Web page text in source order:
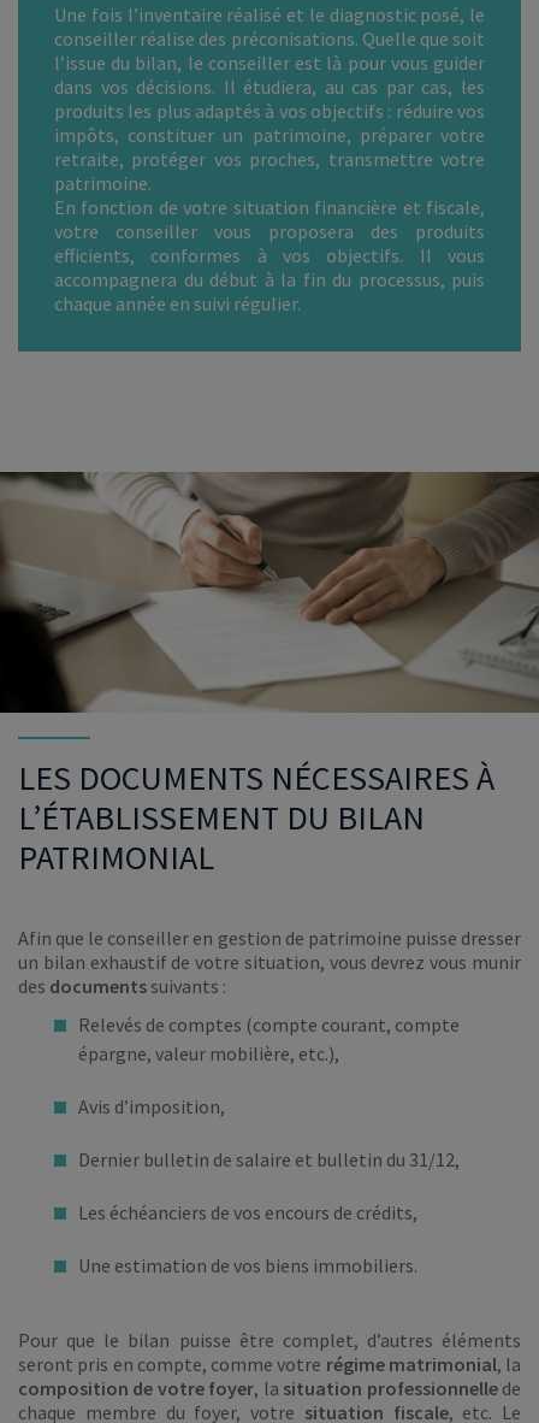
Une fois l’inventaire réalisé et le diagnostic posé, le
conseiller réalise des préconisations. Quelle que soit
l’issue du bilan, le conseiller est là pour vous guider
dans vos décisions. Il étudiera, au cas par cas, les
produits les plus adaptés à vos objectifs : réduire vos
impôts, constituer un patrimoine, préparer votre
retraite, protéger vos proches, transmettre votre
patrimoine.
En fonction de votre situation financière et fiscale,
votre conseiller vous proposera des produits
efficients, conformes à vos objectifs. Il vous
accompagnera du début à la fin du processus, puis
chaque année en suivi régulier.
LES DOCUMENTS NÉCESSAIRES À
L’ÉTABLISSEMENT DU BILAN
PATRIMONIAL
Afin que le conseiller en gestion de patrimoine puisse dresser
un bilan exhaustif de votre situation, vous devrez vous munir
des documentssuivants :
Relevés de comptes (compte courant, compte
épargne, valeur mobilière, etc.),
Avis d’imposition,
Dernier bulletin de salaire et bulletin du 31/12,
Les échéanciers de vos encours de crédits,
Une estimation de vos biens immobiliers.
Pour que le bilan puisse être complet, d’autres éléments
seront pris en compte, comme votre régime matrimonial, la
composition de votre foyer, la situation professionnellede
chaque membre du foyer, votre situation fiscale, etc. Le